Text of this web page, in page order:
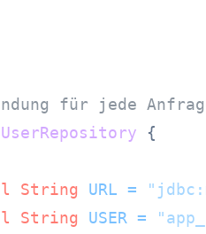
für jede
{
String URL =
String USER =